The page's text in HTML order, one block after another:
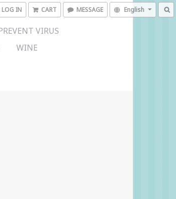
LOG IN CART MESSAGE English
VIRUS
WINE